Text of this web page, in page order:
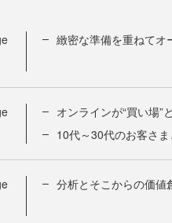
緻密な準備を重ねてオ
オンラインが“買い場”
10代～30代のお客さ
分析とそこからの価値